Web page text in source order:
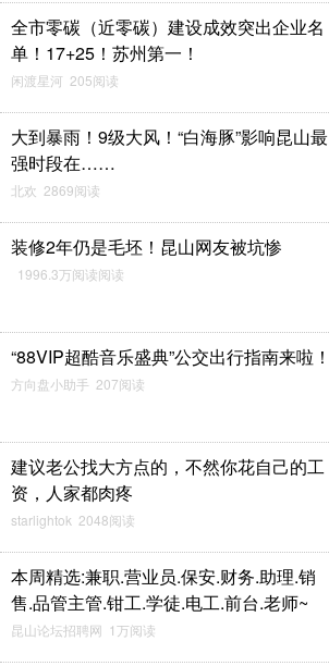
全市零碳（近零碳）建设成效突出企业名
单！17+25！苏州第一！
闲渡星河 205阅读
大到暴雨！9级大风！“白海豚”影响昆山最
强时段在……
北欢 2869阅读
装修2年仍是毛坯！昆山网友被坑惨
1996.3万阅读阅读
“88VIP超酷音乐盛典”公交出行指南来啦！
方向盘小助手 207阅读
建议老公找大方点的，不然你花自己的工
资，人家都肉疼
starlightok 2048阅读
本周精选:兼职.营业员.保安.财务.助理.销
售.品管主管.钳工.学徒.电工.前台.老师~
昆山论坛招聘网 1万阅读